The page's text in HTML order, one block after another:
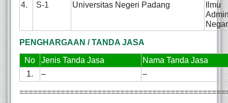
4.
S-1 Universitas Negeri Padang
Ilmu
PENGHARGAAN / TANDA JASA
No Jenis Tanda Jasa
Nama Tanda Jasa
1.
– –